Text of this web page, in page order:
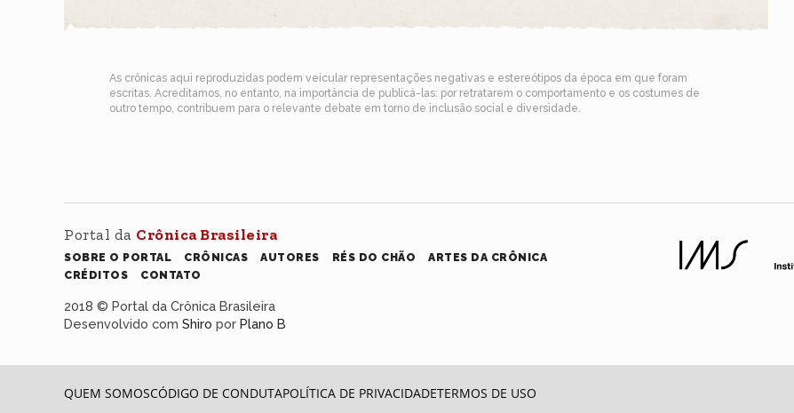
As crônicas aqui reproduzidas podem veicular representações negativas e estereótipos da época em que foram
escritas. Acreditamos, no entanto, na importância de publicá-las: por retratarem o comportamento e os costumes de
outro tempo, contribuem para o relevante debate em torno de inclusão social e diversidade.
Portal da Crônica Brasileira
SOBRE O PORTAL CRÔNICAS AUTORES RÉS DO CHÃO
ARTES DA CRÔNICA
CRÉDITOS
CONTATO
2018 © Portal da Crônica Brasileira
Desenvolvido com Shiro por Plano B
QUEM SOMOSCÓDIGO DE CONDUTAPOLÍTICA DE PRIVACIDADETERMOS DE USO